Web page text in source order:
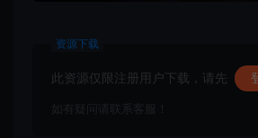
资源下载
此资源仅限注册用户下载，请先
如有疑问请联系客服！